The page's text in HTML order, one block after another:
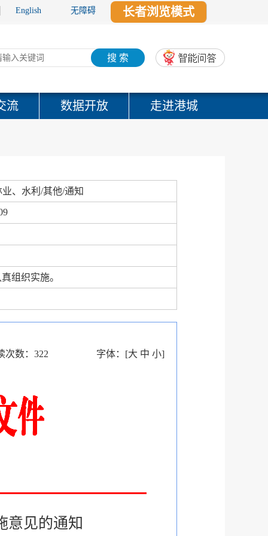
English 无障碍 长者浏览模式
搜 索
流 数据开放 走进港城
、水利/其他/通知
组织实施。
次数： 322 字体： [大 中 小]
意见的通知